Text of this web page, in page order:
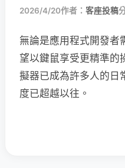
2026/4/20作者： 客座投稿
無論是應用程式開發者
望以鍵鼠享受更精準的
擬器已成為許多人的日
度已超越以往。